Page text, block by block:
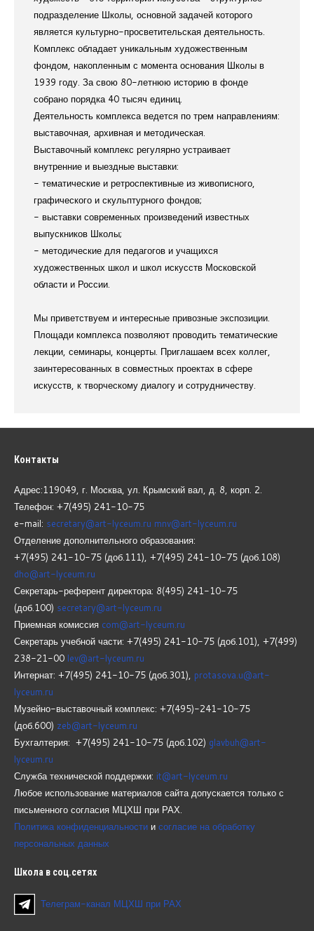
подразделение Школы, основной задачей которого
является культурно-просветительская деятельность.
Комплекс обладает уникальным художественным
фондом, накопленным с момента основания Школы в
1939 году. За свою 80-летнюю историю в фонде
собрано порядка 40 тысяч единиц.
Деятельность комплекса ведется по трем направлениям:
выставочная, архивная и методическая.
Выставочный комплекс регулярно устраивает
внутренние и выездные выставки:
- тематические и ретроспективные из живописного,
графического и скульптурного фондов;
- выставки современных произведений известных
выпускников Школы;
- методические для педагогов и учащихся
художественных школ и школ искусств Московской
области и России.
Мы приветствуем и интересные привозные экспозиции.
Площади комплекса позволяют проводить тематические
лекции, семинары, концерты. Приглашаем всех коллег,
заинтересованных в совместных проектах в сфере
искусств, к творческому диалогу и сотрудничеству.
Контакты
Адрес:119049, г. Москва, ул. Крымский вал, д. 8, корп. 2.
Телефон: +7(495) 241-10-75
e-mail: secretary@art-lyceum.ru mnv@art-lyceum.ru
Отделение дополнительного образования:
+7(495) 241-10-75 (доб.111), +7(495) 241-10-75 (доб.108)
dho@art-lyceum.ru
Секретарь-референт директора: 8(495) 241-10-75
(доб.100) secretary@art-lyceum.ru
Приемная комиссия com@art-lyceum.ru
Секретарь учебной части: +7(495) 241-10-75 (доб.101), +7(499)
238-21-00 lev@art-lyceum.ru
Интернат: +7(495) 241-10-75 (доб.301), protasova.u@art-
lyceum.ru
Музейно-выставочный комплекс: +7(495)-241-10-75
(доб.600) zeb@art-lyceum.ru
Бухгалтерия: +7(495) 241-10-75 (доб.102) glavbuh@art-
lyceum.ru
Служба технической поддержки: it@art-lyceum.ru
Любое использование материалов сайта допускается только с
письменного согласия МЦХШ при РАХ.
Политика конфиденциальности и согласие на обработку
персональных данных
Школа в соц.сетях
Телеграм-канал МЦХШ при РАХ